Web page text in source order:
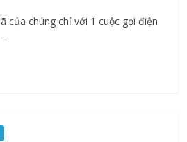
của chúng chỉ với 1 cuộc gọi điện